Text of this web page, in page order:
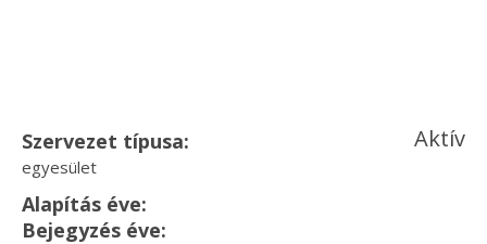
Szervezet típusa:
egyesület
Aktív
Alapítás éve:
Bejegyzés éve: